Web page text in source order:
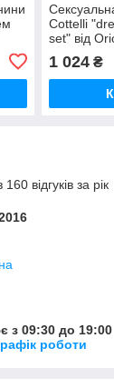
Cottelli
set" від
1 024₴
відгуків за рік
з 09:30 до 19:00
роботи